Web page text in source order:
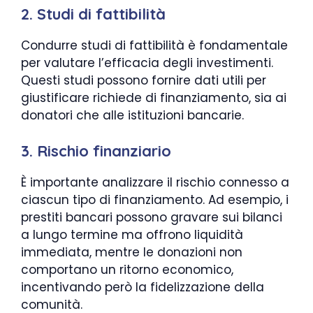
2. Studi di fattibilità
Condurre studi di fattibilità è fondamentale
per valutare l’efficacia degli investimenti.
Questi studi possono fornire dati utili per
giustificare richiede di finanziamento, sia ai
donatori che alle istituzioni bancarie.
3. Rischio finanziario
È importante analizzare il rischio connesso a
ciascun tipo di finanziamento. Ad esempio, i
prestiti bancari possono gravare sui bilanci
a lungo termine ma offrono liquidità
immediata, mentre le donazioni non
comportano un ritorno economico,
incentivando però la fidelizzazione della
comunità.